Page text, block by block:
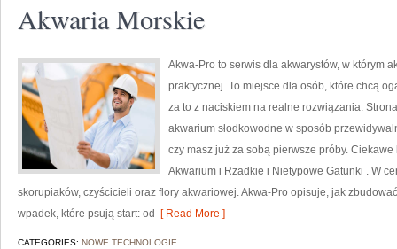
Akwaria Morskie
Akwa-Pro to serwis dla akwarystów, w którym
praktycznej. To miejsce dla osób, które chcą
za to z naciskiem na realne rozwiązania.
akwarium słodkowodne w sposób
czy masz już za sobą pierwsze próby.
Akwarium i Rzadkie i Nietypowe Gatunki . W
skorupiaków, czyścicieli oraz flory akwariowej. Akwa-Pro opisuje, jak
wpadek, które psują start: od
[ Read More ]
CATEGORIES: NOWE TECHNOLOGIE